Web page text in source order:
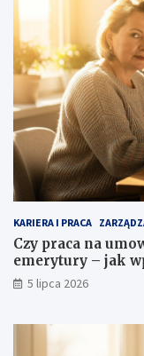
KARIERA I PRACA
Czy praca na
emerytury – jak
5 lipca 2026